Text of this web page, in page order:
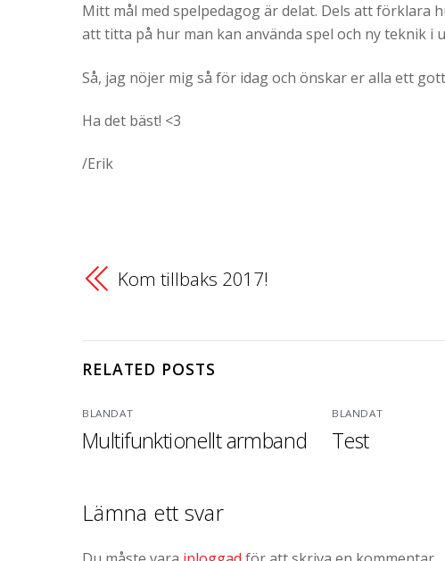
Mitt mål med spelpedagog är delat. Dels att förklara
att titta på hur man kan använda spel och ny teknik i
Så, jag nöjer mig så för idag och önskar er alla ett
Ha det bäst! <3
/Erik
Kom tillbaks 2017!
RELATED POSTS
BLANDAT
Multifunktionellt armband
BLANDAT
Test
Lämna ett svar